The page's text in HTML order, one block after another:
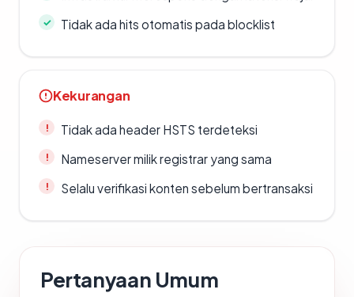
Tidak ada hits otomatis pada blocklist
Kekurangan
Tidak ada header HSTS terdeteksi
Nameserver milik registrar yang sama
Selalu verifikasi konten sebelum bertransaksi
Pertanyaan Umum